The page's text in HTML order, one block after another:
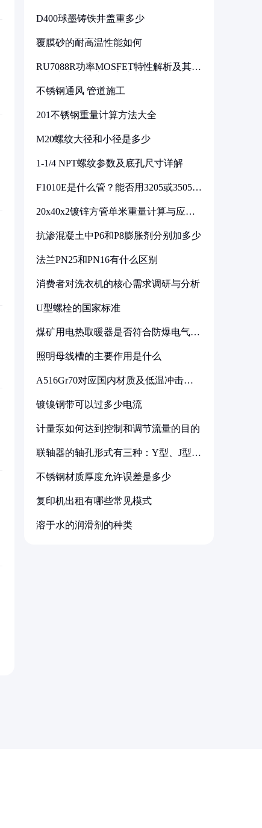
D400球墨铸铁井盖重多少
覆膜砂的耐高温性能如何
RU7088R功率MOSFET特性解析及其在
不锈钢通风 管道施工
201不锈钢重量计算方法大全
M20螺纹大径和小径是多少
1-1/4 NPT螺纹参数及底孔尺寸详解
F1010E是什么管？能否用3205或3505代
20x40x2镀锌方管单米重量计算与应用
抗渗混凝土中P6和P8膨胀剂分别加多少
法兰PN25和PN16有什么区别
消费者对洗衣机的核心需求调研与分析
U型螺栓的国家标准
煤矿用电热取暖器是否符合防爆电气设
照明母线槽的主要作用是什么
A516Gr70对应国内材质及低温冲击要
镀镍钢带可以过多少电流
计量泵如何达到控制和调节流量的目的
联轴器的轴孔形式有三种：Y型、J型、
不锈钢材质厚度允许误差是多少
复印机出租有哪些常见模式
溶于水的润滑剂的种类